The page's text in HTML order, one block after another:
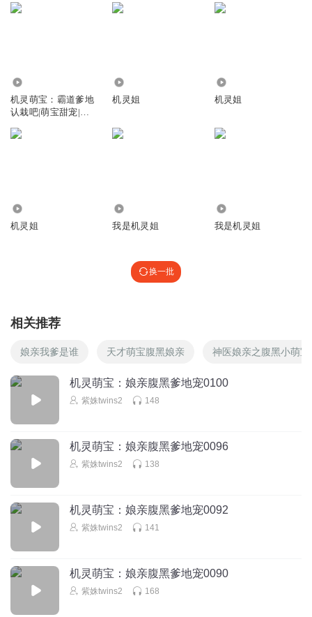
机灵萌宝：霸道爹地
认栽吧|萌宝甜宠|霸
机灵姐 机灵姐
机灵姐 我是机灵姐 我是机灵姐
换一批
相关推荐
娘亲我爹是谁 天才萌宝腹黑娘亲 神医娘亲之腹黑小萌宝
机灵萌宝：娘亲腹黑爹地宠0100
紫姝twins2 148
机灵萌宝：娘亲腹黑爹地宠0096
紫姝twins2 138
机灵萌宝：娘亲腹黑爹地宠0092
紫姝twins2 141
机灵萌宝：娘亲腹黑爹地宠0090
紫姝twins2 168